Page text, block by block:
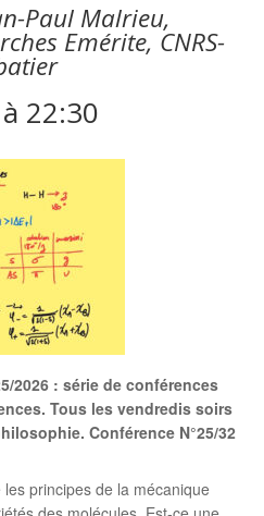
Paul Malrieu,
Emérite, CNRS-
à 22:30
2026 : série de conférences
Tous les vendredis soirs
Conférence N°25/32
principes de la mécanique